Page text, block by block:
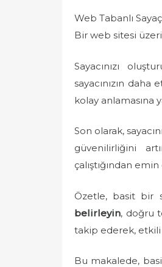
Web Tabanlı Sayaç
Bir web sitesi
Sayacınızı
sayacınızın daha
kolay anlamasına
Son olarak,
güvenilirliğini
çalıştığından
Özetle, basit bir
belirleyin, doğru
takip ederek, etkili
Bu makalede,